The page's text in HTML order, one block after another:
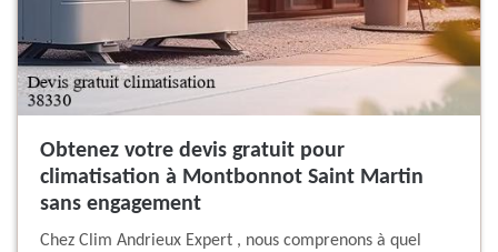
Obtenez votre devis gratuit pour
climatisation à Montbonnot Saint Martin
sans engagement
Chez Clim Andrieux Expert , nous comprenons à quel